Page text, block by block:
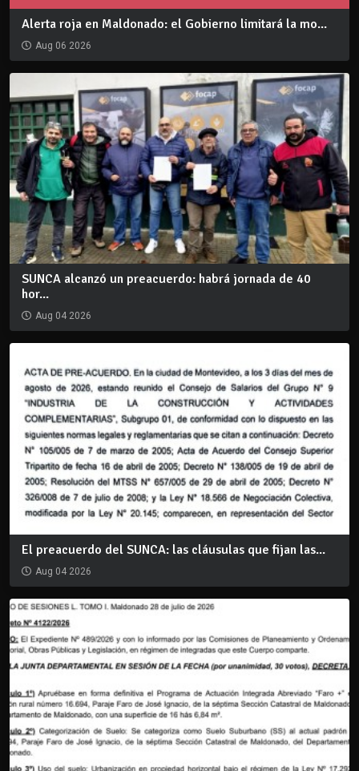
Alerta roja en Maldonado: el Gobierno limitará la mo...
Aug 06 2026
SUNCA alcanzó un preacuerdo: habrá jornada de 40
hor...
Aug 04 2026
El preacuerdo del SUNCA: las cláusulas que fijan las...
Aug 04 2026